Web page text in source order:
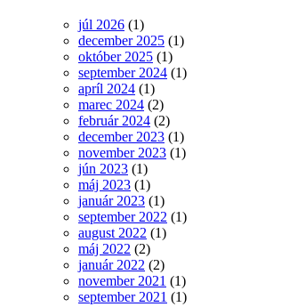
júl 2026 (1)
december 2025 (1)
október 2025 (1)
september 2024 (1)
apríl 2024 (1)
marec 2024 (2)
február 2024 (2)
december 2023 (1)
november 2023 (1)
jún 2023 (1)
máj 2023 (1)
január 2023 (1)
september 2022 (1)
august 2022 (1)
máj 2022 (2)
január 2022 (2)
november 2021 (1)
september 2021 (1)